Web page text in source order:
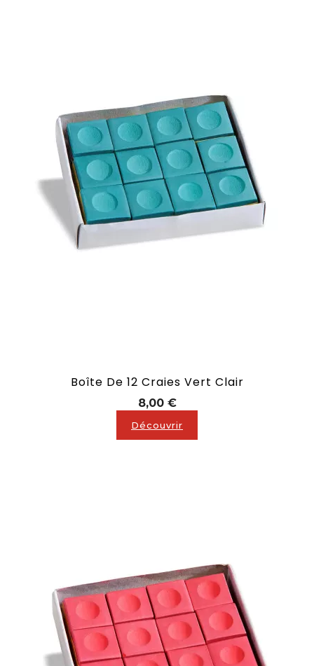
Boîte De 12 Craies Vert Clair
8,00 €Prix
Découvrir